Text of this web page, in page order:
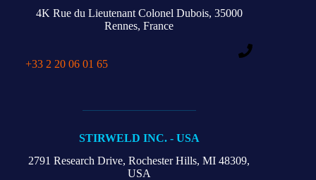
4K Rue du Lieutenant Colonel Dubois, 35000
Rennes, France
+33 2 20 06 01 65
STIRWELD INC. - USA
2791 Research Drive, Rochester Hills, MI 48309,
USA